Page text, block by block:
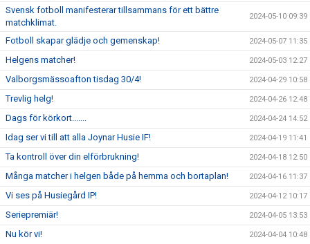
Svensk fotboll manifesterar tillsammans för ett bättre
matchklimat.
2024-05-10 09:39
Fotboll skapar glädje och gemenskap! 2024-05-07 11:35
Helgens matcher! 2024-05-03 12:27
Valborgsmässoafton tisdag 30/4! 2024-04-29 10:58
Trevlig helg! 2024-04-26 12:48
Dags för körkort....... 2024-04-24 14:52
Idag ser vi till att alla Joynar Husie IF! 2024-04-19 11:41
Ta kontroll över din elförbrukning! 2024-04-18 12:50
Många matcher i helgen både på hemma och bortaplan! 2024-04-16 11:37
Vi ses på Husiegård IP! 2024-04-12 10:17
Seriepremiär! 2024-04-05 13:53
Nu kör vi! 2024-04-04 10:48